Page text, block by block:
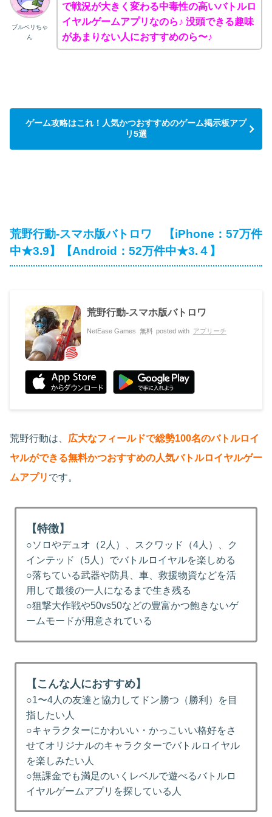
ブルベリちゃ
ん
で戦況が大きく変わる中毒性の高いバトルロ
イヤルゲームアプリなのら♪ 没頭できる趣味
があまりない人におすすめのら〜♪
ゲーム攻略はこれ！人気かつおすすめのゲーム掲示板アプ
リ5選
荒野行動-スマホ版バトロワ 【iPhone：57万件
中★3.9】【Android：52万件中★3.４】
荒野行動-スマホ版バトロワ
NetEase Games 無料 posted with アプリーチ
荒野行動は、 広大なフィールドで総勢100名のバトルロイ
ヤルができる無料かつおすすめの人気バトルロイヤルゲー
ムアプリ です。
【特徴】
○ソロやデュオ（2人）、スクワッド（4人）、ク
インテッド（5人）でバトルロイヤルを楽しめる
○落ちている武器や防具、車、救援物資などを活
用して最後の一人になるまで生き残る
○狙撃大作戦や50vs50などの豊富かつ飽きないゲ
ームモードが用意されている
【こんな人におすすめ】
○1〜4人の友達と協力してドン勝つ（勝利）を目
指したい人
○キャラクターにかわいい・かっこいい格好をさ
せてオリジナルのキャラクターでバトルロイヤル
を楽しみたい人
○無課金でも満足のいくレベルで遊べるバトルロ
イヤルゲームアプリを探している人